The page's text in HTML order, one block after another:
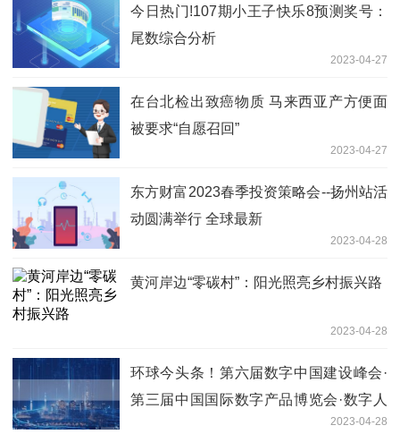
今日热门!107期小王子快乐8预测奖号：
尾数综合分析
2023-04-27
在台北检出致癌物质 马来西亚产方便面
被要求“自愿召回”
2023-04-27
东方财富2023春季投资策略会--扬州站活
动圆满举行 全球最新
2023-04-28
黄河岸边“零碳村”：阳光照亮乡村振兴路
2023-04-28
环球今头条！第六届数字中国建设峰会·
第三届中国国际数字产品博览会·数字人
2023-04-28